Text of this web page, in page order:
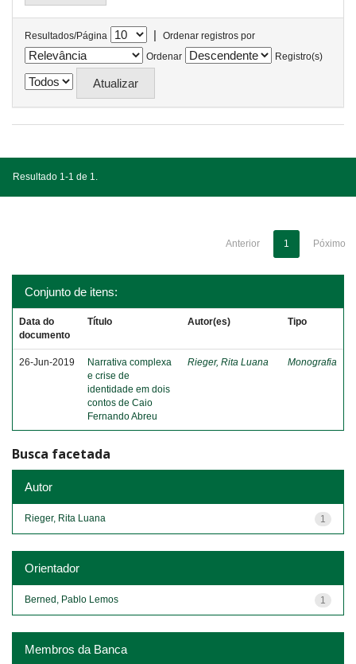
Resultados/Página |
Ordenar registros por
Ordenar
Registro(s)
Resultado 1-1 de 1.
Anterior 1 Póximo
Conjunto de itens:
Data do
documento
Título Autor(es) Tipo
26-Jun-2019
Narrativa complexa
e crise de
identidade em dois
contos de Caio
Fernando Abreu
Rieger, Rita Luana Monografia
Busca facetada
Autor
1
Rieger, Rita Luana
Orientador
1
Berned, Pablo Lemos
Membros da Banca